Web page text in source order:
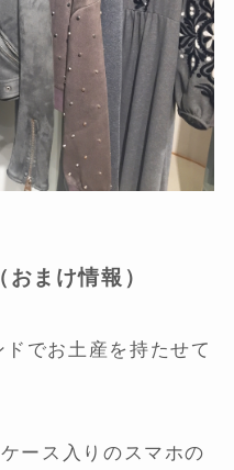
まけ情報）
でお土産を持たせて
ース入りのスマホの